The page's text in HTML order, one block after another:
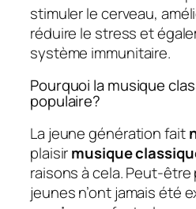
stimuler le cerveau,
réduire le stress et
système immunitaire.
Pourquoi la musique
populaire?
La jeune génération fait
plaisirmusique
raisons à cela. Peut-être
jeunes n’ont jamais été